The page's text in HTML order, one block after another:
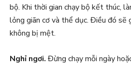
bộ. Khi thời gian chạy bộ kết thúc,
lỏng giãn cơ và thể dục. Điều đó sẽ
không bị mệt.
Nghỉ ngơi. Đừng chạy mỗi ngày